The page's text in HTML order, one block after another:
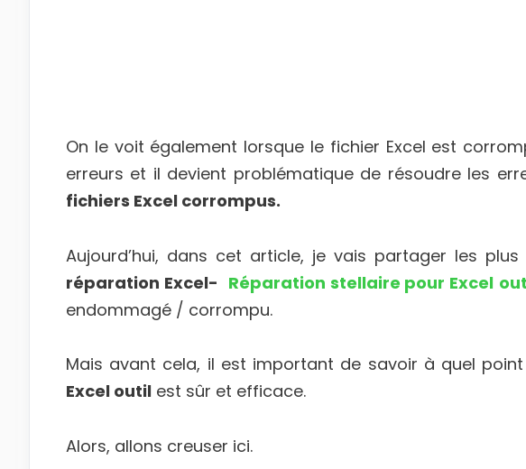
On le voit également lorsque le fichier Excel est
erreurs et il devient problématique de résoudre les
fichiers Excel corrompus.
Aujourd’hui, dans cet article, je vais partager les
réparation Excel- Réparation stellaire pour Excel
endommagé / corrompu.
Mais avant cela, il est important de savoir à quel
Excel outil est sûr et efficace.
Alors, allons creuser ici.